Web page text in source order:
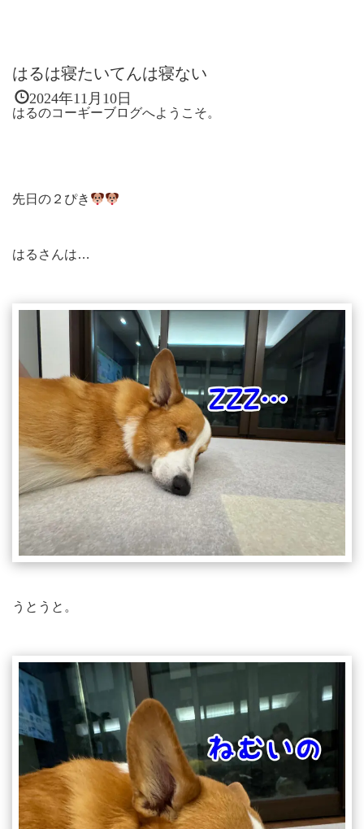
はるは寝たいてんは寝ない
2024年11月10日
はるのコーギーブログへようこそ。
先日の２ぴき
はるさんは…
うとうと。